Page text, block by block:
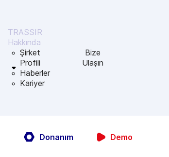
TRASSIR
Hakkında
Şirket
Profili
Haberler
Kariyer
Bize
Ulaşın
Donanım Demo